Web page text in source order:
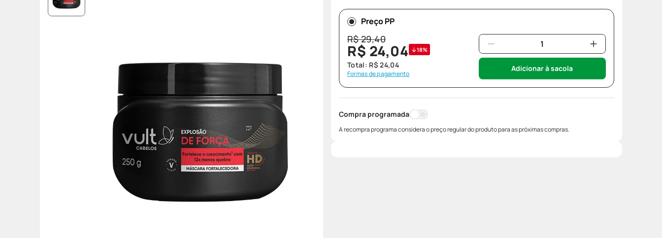
Preço PP
R$29,40
R$ 24,04 18%
Total: R$ 24,04
Formas de pagamento
Adicionar à sacola
Compra programada
A recompra programa considera o preço regular do produto para as próximas compras.